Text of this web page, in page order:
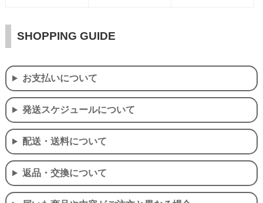
SHOPPING GUIDE
お支払いについて
発送スケジュールについて
配送・送料について
返品・交換について